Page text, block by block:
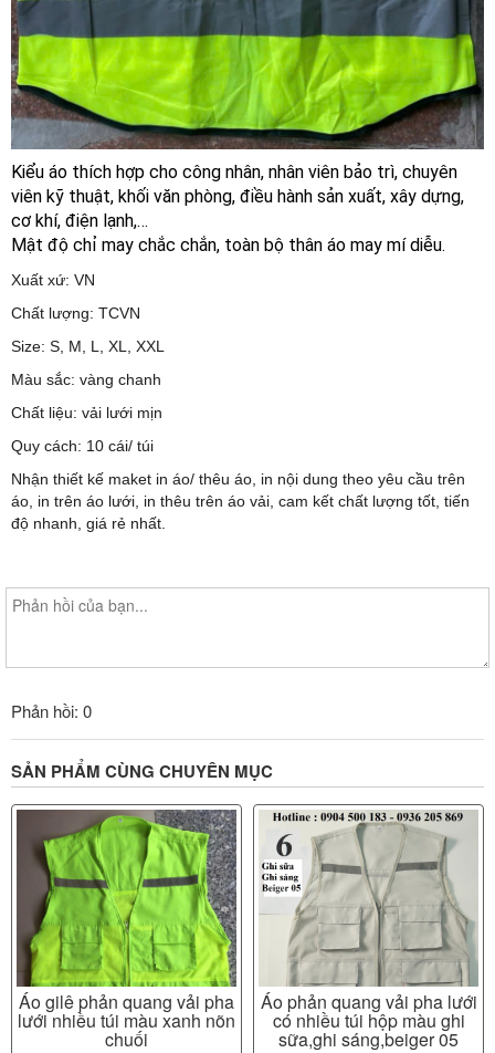
Kiểu áo thích hợp cho công nhân, nhân viên bảo trì, chuyên
viên kỹ thuật, khối văn phòng, điều hành sản xuất, xây dựng,
cơ khí, điện lạnh,…
Mật độ chỉ may chắc chắn, toàn bộ thân áo may mí diễu.
Xuất xứ: VN
Chất lượng: TCVN
Size: S, M, L, XL, XXL
Màu sắc: vàng chanh
Chất liệu: vải lưới mịn
Quy cách: 10 cái/ túi
Nhận thiết kế maket in áo/ thêu áo, in nội dung theo yêu cầu trên
áo, in trên áo lưới, in thêu trên áo vải, cam kết chất lượng tốt, tiến
độ nhanh, giá rẻ nhất.
Phản hồi: 0
SẢN PHẨM CÙNG CHUYÊN MỤC
Áo gilê phản quang vải pha
lưới nhiều túi màu xanh nõn
chuối
Áo phản quang vải pha lưới
có nhiều túi hộp màu ghi
sữa,ghi sáng,beiger 05